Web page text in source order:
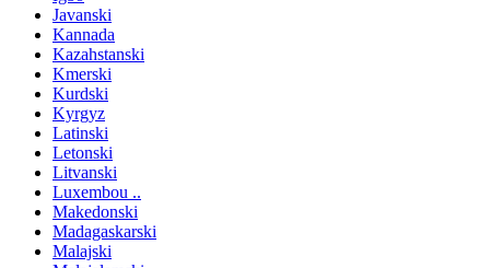
Javanski
Kannada
Kazahstanski
Kmerski
Kurdski
Kyrgyz
Latinski
Letonski
Litvanski
Luxembou ..
Makedonski
Madagaskarski
Malajski